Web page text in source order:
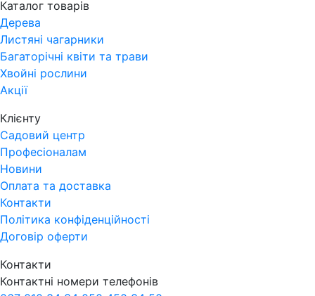
Каталог товарів
Дерева
Листяні чагарники
Багаторічні квіти та трави
Хвойні рослини
Акції
Клієнту
Садовий центр
Професіоналам
Новини
Оплата та доставка
Контакти
Політика конфіденційності
Договір оферти
Контакти
Контактні номери телефонів